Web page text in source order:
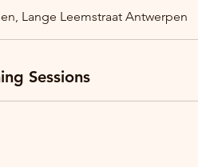
Lange Leemstraat Antwerpen
Sessions